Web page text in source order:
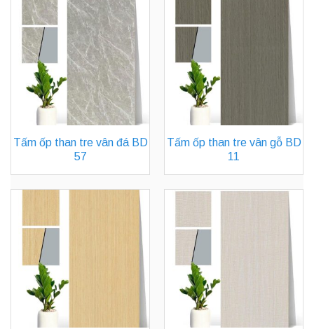
Tấm ốp than tre vân đá BD
57
Tấm ốp than tre vân gỗ BD
11